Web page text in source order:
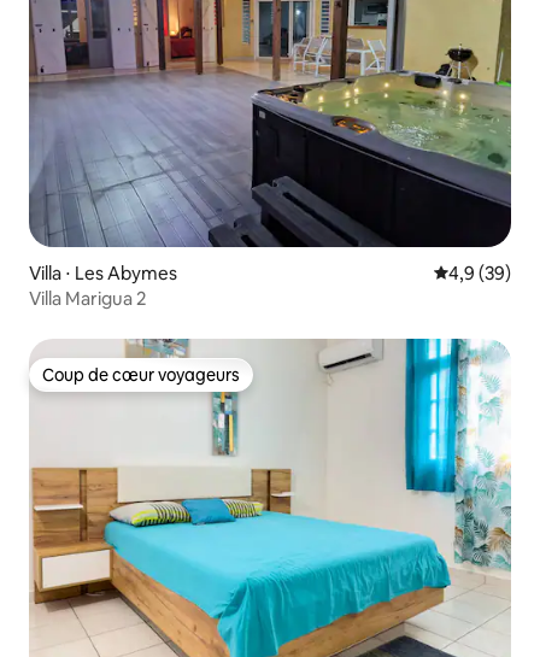
Villa ⋅ Les Abymes Évaluation
4,9 (39)
Villa Marigua 2
Coup de cœur voyageurs
Coup de cœur voyageurs